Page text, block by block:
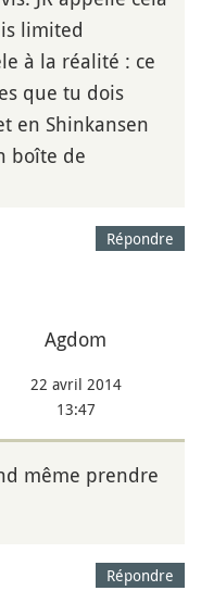
limited
à la réalité : ce
que tu dois
en Shinkansen
boîte de
Répondre
Agdom
22 avril 2014
13:47
même prendre
Répondre